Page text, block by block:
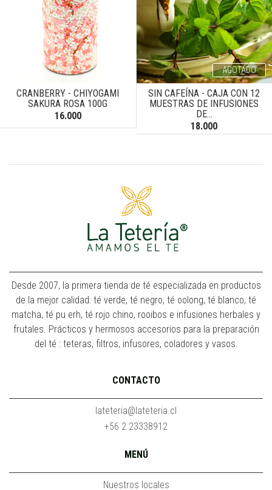
CRANBERRY - CHIYOGAMI
SAKURA ROSA 100G
16.000
AGOTADO
SIN CAFEÍNA - CAJA CON 12
MUESTRAS DE INFUSIONES
DE...
18.000
Desde 2007, la primera tienda de té especializada en productos
de la mejor calidad: té verde, té negro, té oolong, té blanco, té
matcha, té pu erh, té rojo chino, rooibos e infusiones herbales y
frutales. Prácticos y hermosos accesorios para la preparación
del té : teteras, filtros, infusores, coladores y vasos.
CONTACTO
lateteria@lateteria.cl
+56 2 23338912
MENÚ
Nuestros locales